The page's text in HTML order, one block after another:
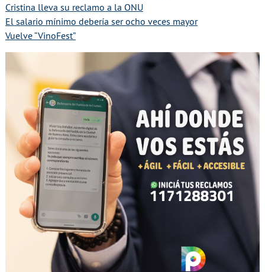
Cristina lleva su reclamo a la ONU
El salario mínimo debería ser ocho veces mayor
Vuelve “VinoFest”